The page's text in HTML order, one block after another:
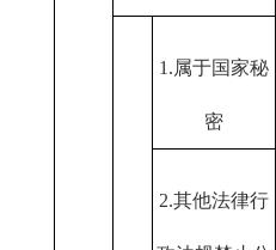
1.属于国家秘
密
2.其他法律行